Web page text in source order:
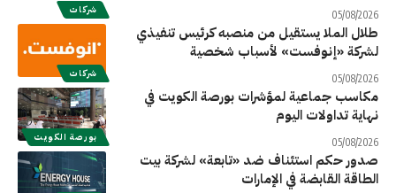
شركات 05/08/2026
شركات
طلال الملا يستقيل من منصبه كرئيس تنفيذي
لشركة «إنوفست» لأسباب شخصية
05/08/2026
بورصة الكويت
مكاسب جماعية لمؤشرات بورصة الكويت في
نهاية تداولات اليوم
05/08/2026
صدور حكم استئناف ضد «تابعة» لشركة بيت
الطاقة القابضة في الإمارات